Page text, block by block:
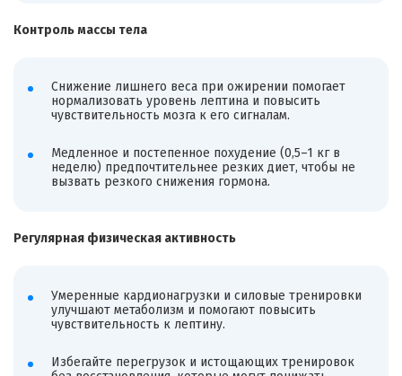
Контроль массы тела
Снижение лишнего веса при ожирении помогает
нормализовать уровень лептина и повысить
чувствительность мозга к его сигналам.
Медленное и постепенное похудение (0,5–1 кг в
неделю) предпочтительнее резких диет, чтобы не
вызвать резкого снижения гормона.
Регулярная физическая активность
Умеренные кардионагрузки и силовые тренировки
улучшают метаболизм и помогают повысить
чувствительность к лептину.
Избегайте перегрузок и истощающих тренировок